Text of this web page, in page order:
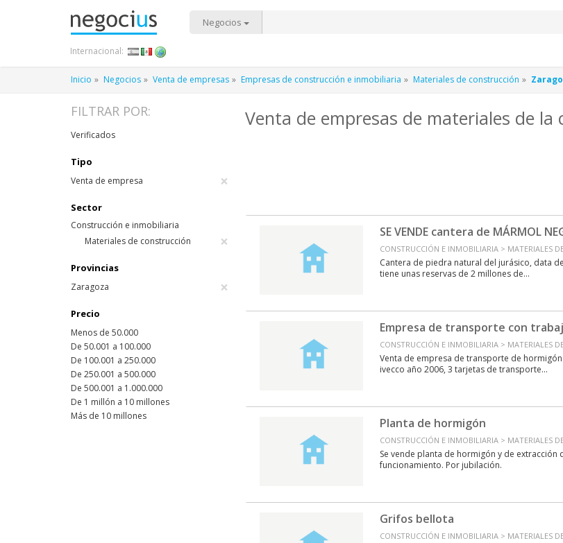
Negocios
Internacional:
Inicio Negocios Venta de empresas Empresas de construcción e inmobiliaria Materiales de construcción
Venta de empresas de materiales de la
SE VENDE cantera de MÁRMOL
CONSTRUCCIÓN E INMOBILIARIA > MATERIALES
Cantera de piedra natural del jurásico, data
tiene unas reservas de 2 millones de...
Empresa de transporte con
CONSTRUCCIÓN E INMOBILIARIA > MATERIALES
Venta de empresa de transporte de
ivecco año 2006, 3 tarjetas de transporte...
Planta de hormigón
CONSTRUCCIÓN E INMOBILIARIA > MATERIALES
Se vende planta de hormigón y de
funcionamiento. Por jubilación.
Grifos bellota
CONSTRUCCIÓN E INMOBILIARIA > MATERIALES
FILTRAR POR:
Verificados
Tipo
Venta de empresa ×
Sector
Construcción e inmobiliaria
Materiales de construcción
×
Provincias
Zaragoza ×
Precio
Menos de 50.000
De 50.001 a 100.000
De 100.001 a 250.000
De 250.001 a 500.000
De 500.001 a 1.000.000
De 1 millón a 10 millones
Más de 10 millones